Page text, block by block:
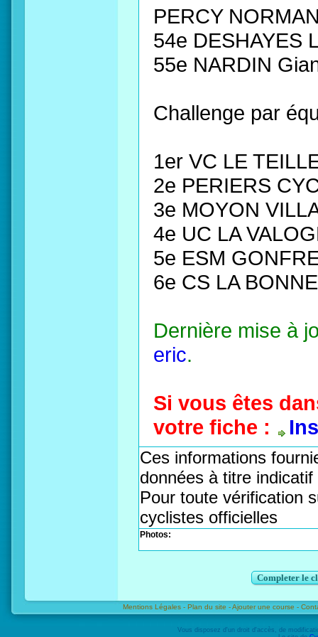
PERCY
54e DESHAYES
55e NARDIN
Challenge par
1er VC LE
2e PERIERS
3e MOYON
4e UC LA
5e ESM
6e CS LA
Dernière mise à
eric.
Si vous êtes
votre fiche :
Ces informations
données à titre
Pour toute vérification
cyclistes officielles
Photos:
Completer le
Mentions Légales - Plan du site -Ajouter une course -
Vous disposez d'un droit d'accès, de